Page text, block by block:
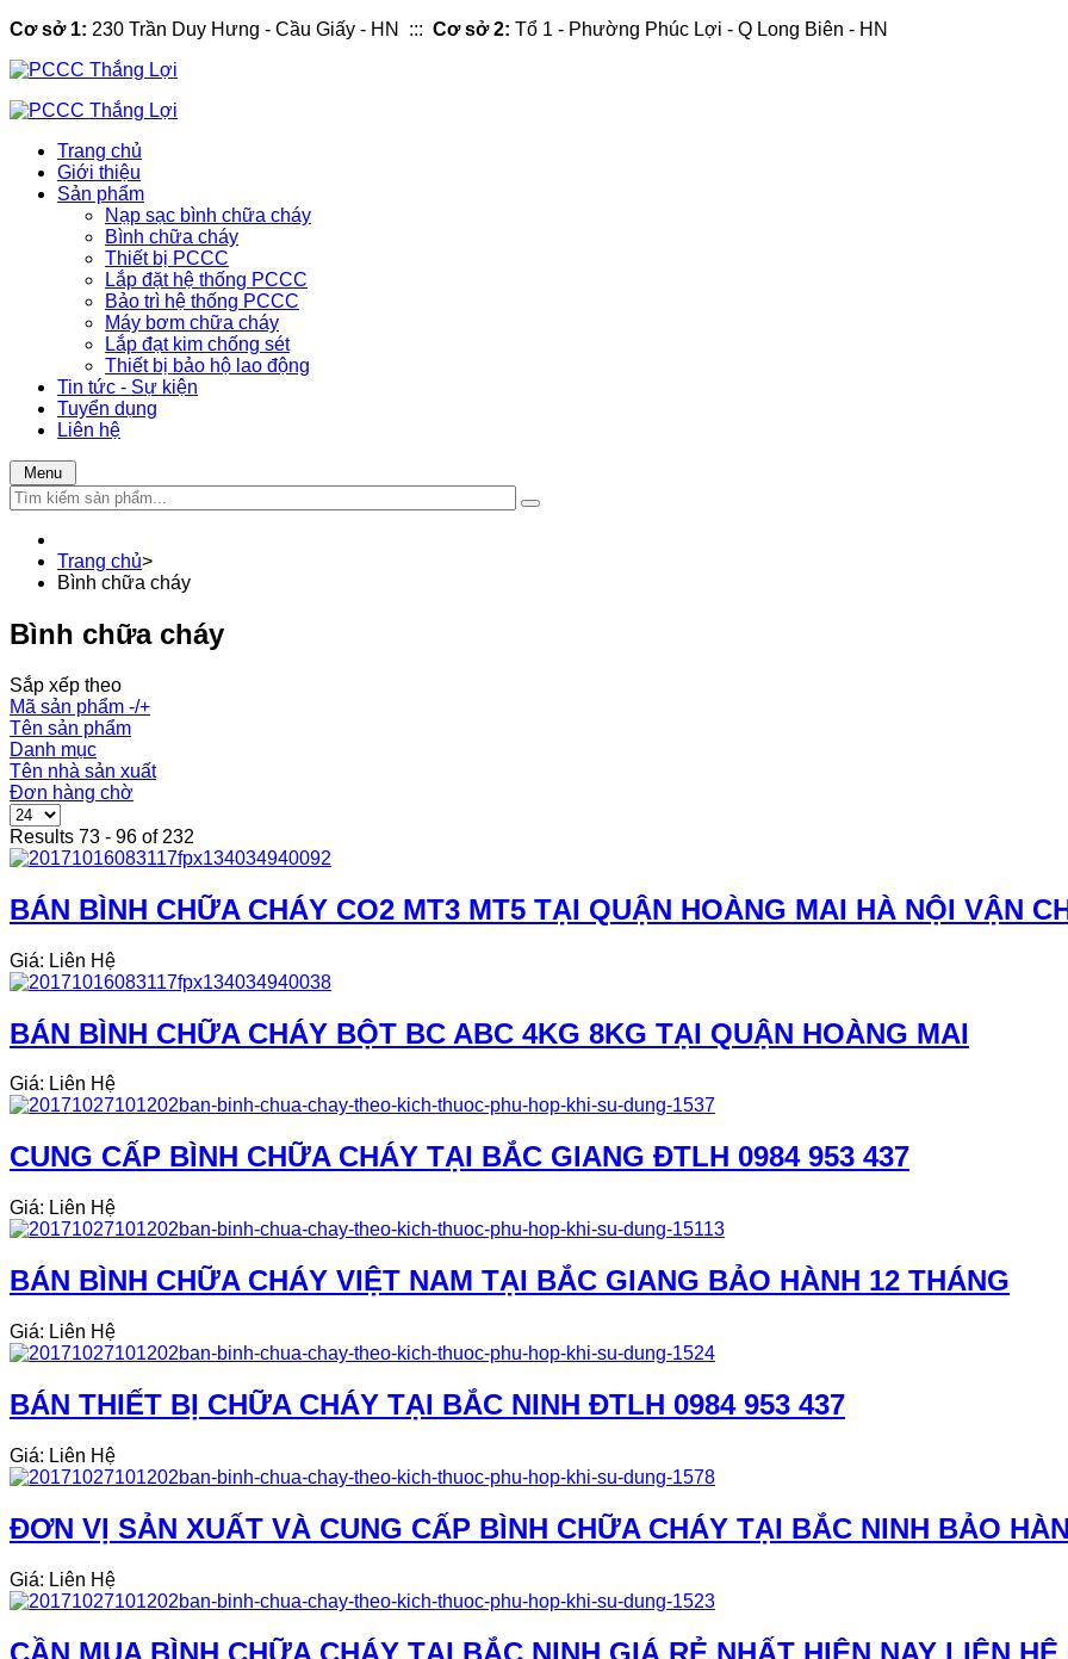
Cơ sở 1: 230 Trần Duy Hưng - Cầu Giấy - HN ::: Cơ sở 2: Tổ 1 - Phường Phúc Lợi - Q Long Biên - HN
Trang chủ
Giới thiệu
Sản phẩm
Nạp sạc bình chữa cháy
Bình chữa cháy
Thiết bị PCCC
Lắp đặt hệ thống PCCC
Bảo trì hệ thống PCCC
Máy bơm chữa cháy
Lắp đạt kim chống sét
Thiết bị bảo hộ lao động
Tin tức - Sự kiện
Tuyển dụng
Liên hệ
Menu
Trang chủ>
Bình chữa cháy
Bình chữa cháy
Sắp xếp theo
Mã sản phẩm -/+
Tên sản phẩm
Danh mục
Tên nhà sản xuất
Đơn hàng chờ
Results 73 - 96 of 232
BÁN BÌNH CHỮA CHÁY CO2 MT3 MT5 TẠI QUẬN HOÀNG MAI HÀ NỘI VẬN
Giá: Liên Hệ
BÁN BÌNH CHỮA CHÁY BỘT BC ABC 4KG 8KG TẠI QUẬN HOÀNG MAI
Giá: Liên Hệ
CUNG CẤP BÌNH CHỮA CHÁY TẠI BẮC GIANG ĐTLH 0984 953 437
Giá: Liên Hệ
BÁN BÌNH CHỮA CHÁY VIỆT NAM TẠI BẮC GIANG BẢO HÀNH 12 THÁNG
Giá: Liên Hệ
BÁN THIẾT BỊ CHỮA CHÁY TẠI BẮC NINH ĐTLH 0984 953 437
Giá: Liên Hệ
ĐƠN VỊ SẢN XUẤT VÀ CUNG CẤP BÌNH CHỮA CHÁY TẠI BẮC NINH BẢO
Giá: Liên Hệ
CẦN MUA BÌNH CHỮA CHÁY TẠI BẮC NINH GIÁ RẺ NHẤT HIỆN NAY LIÊN HỆ